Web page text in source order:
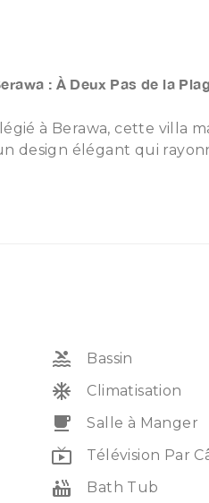
: À Deux Pas de la
à Berawa, cette villa
design élégant qui
à pied de la plage de
pool Bassin
ac_unit Climatisation
free_breakfast Salle à Manger
live_tv Télévision Par
hot_tub Bath Tub